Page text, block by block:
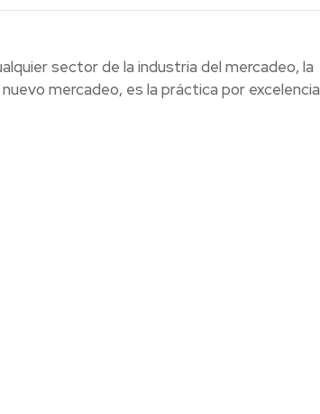
sector de la industria del mercadeo, la
mercadeo, es la práctica por excelencia